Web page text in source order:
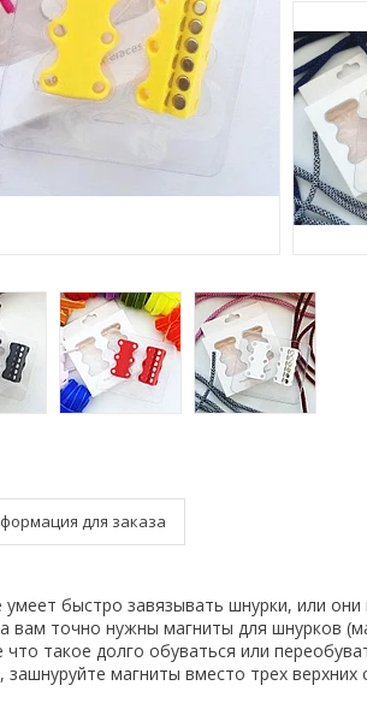
для заказа
быстро завязывать шнурки, или они
вам точно нужны магниты для шнурков
такое долго обуваться или
магниты вместо трех верхних